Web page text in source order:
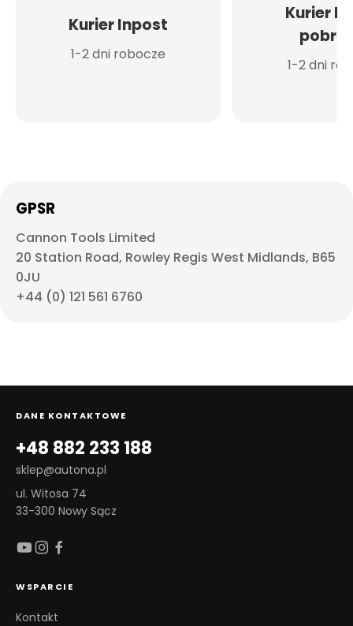
Kurier Inpost
1-2 dni robocze
Kurier
1-2 dni
GPSR
Cannon Tools Limited
20 Station Road, Rowley Regis West Midlands, B65
0JU
+44 (0) 121 561 6760
DANE KONTAKTOWE
+48 882 233 188
sklep@autona.pl
ul. Witosa 74
33-300 Nowy Sącz
WSPARCIE
Kontakt